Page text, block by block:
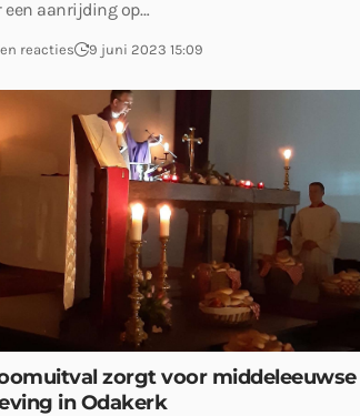
een aanrijding op…
reacties 9 juni 2023 15:09
zorgt voor middeleeuwse
in Odakerk